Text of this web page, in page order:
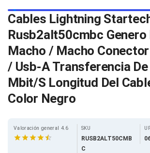
Cables de Audio / Video VGA
Cables de Audio / Video RCA
Cables de Audio / Video Toslink
Cables de Energía
Cables de Poder (Interno)
Cables de Poder (Externo)
Cables de Red
Cables Fibra Óptica
Accesorios para Cables
Jacks de Red
Cables Lightning
Rusb2alt50cmbc Genero
Macho / Macho
/ Usb-A Transferencia
Mbit/S Longitud Del
Color Negro
Valoración general 4.6 SKU
RUSB2ALT50CMB
C